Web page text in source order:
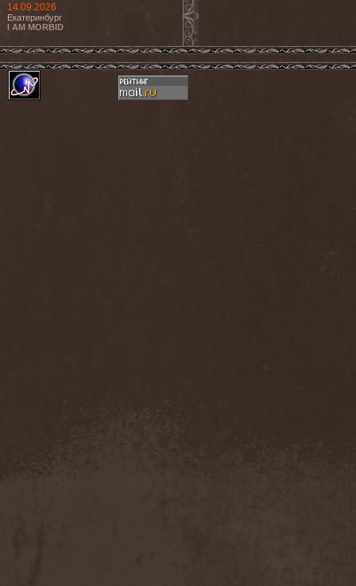
14.09.2026
Екатеринбург
I AM MORBID